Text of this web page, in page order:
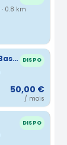
0.8 km
Parking Scooter/Moto/2 roues Bastille DISPO
50,00 €
/ mois
DISPO